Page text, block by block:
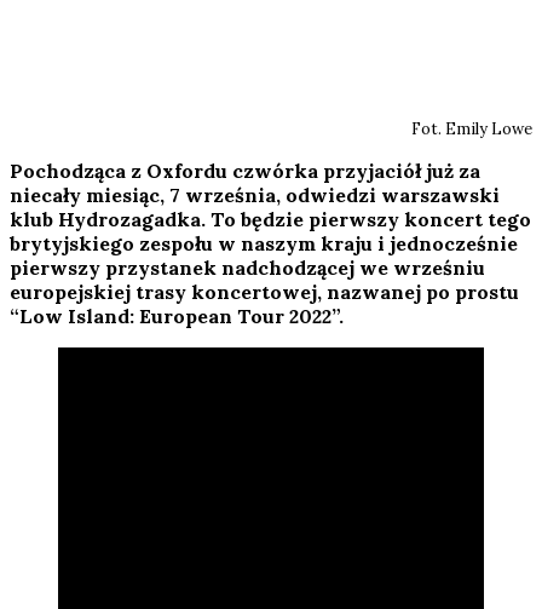
Fot. Emily Lowe
Pochodząca z Oxfordu czwórka przyjaciół już za
niecały miesiąc, 7 września, odwiedzi warszawski
klub Hydrozagadka. To będzie pierwszy koncert tego
brytyjskiego zespołu w naszym kraju i jednocześnie
pierwszy przystanek nadchodzącej we wrześniu
europejskiej trasy koncertowej, nazwanej po prostu
“Low Island: European Tour 2022”.